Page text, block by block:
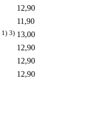
12,90
11,90
1) 3) 13,00
12,90
12,90
12,90